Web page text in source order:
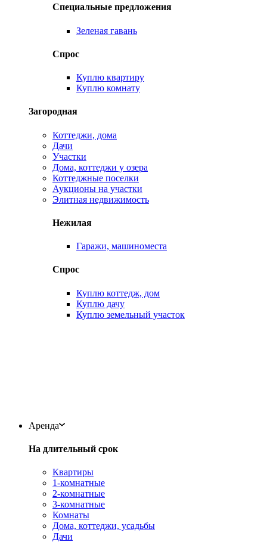
Специальные предложения
Зеленая гавань
Спрос
Куплю квартиру
Куплю комнату
Загородная
Коттеджи, дома
Дачи
Участки
Дома, коттеджи у озера
Коттеджные поселки
Аукционы на участки
Элитная недвижимость
Нежилая
Гаражи, машиноместа
Спрос
Куплю коттедж, дом
Куплю дачу
Куплю земельный участок
Аренда
На длительный срок
Квартиры
1-комнатные
2-комнатные
3-комнатные
Комнаты
Дома, коттеджи, усадьбы
Дачи